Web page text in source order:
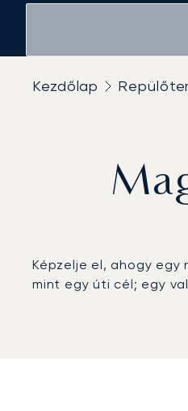
Kezdőlap
Képzelje el, ahogy egy
mint egy úti cél; egy